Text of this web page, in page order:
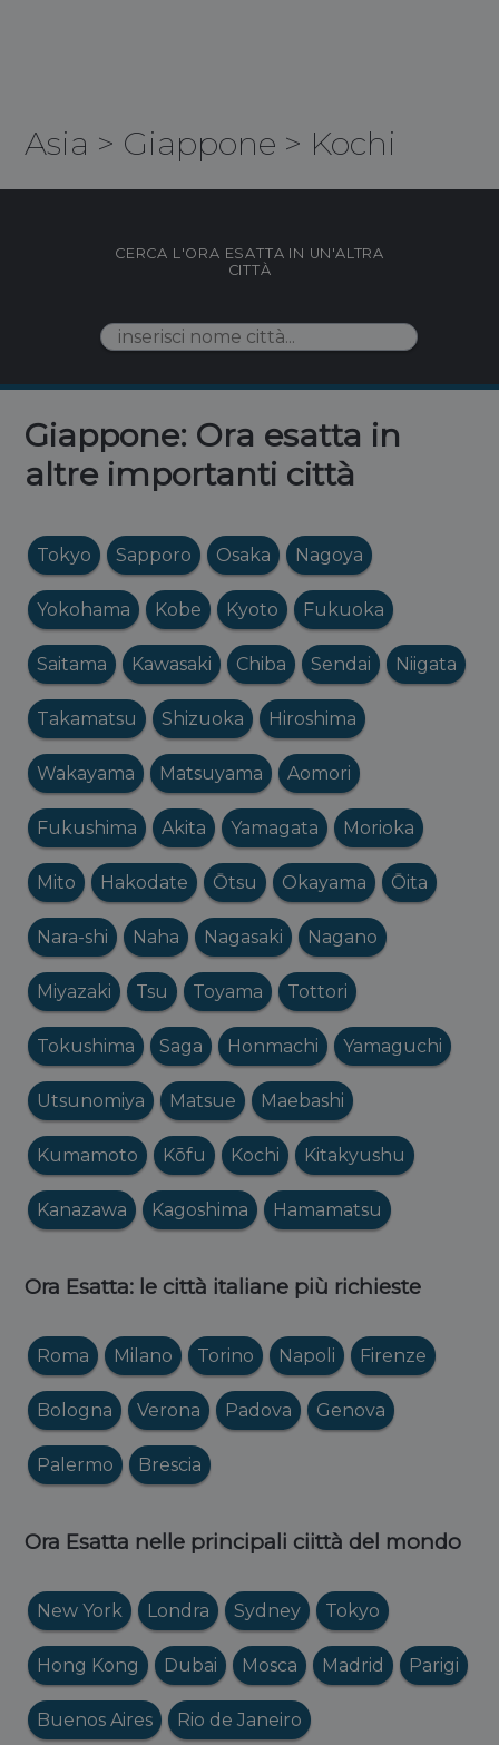
Asia > Giappone > Kochi
CERCA L'ORA ESATTA IN UN'ALTRA
CITTÀ
Giappone: Ora esatta in
altre importanti città
Tokyo Sapporo Osaka Nagoya
Yokohama Kobe Kyoto Fukuoka
Saitama Kawasaki Chiba Sendai Niigata
Takamatsu Shizuoka Hiroshima
Wakayama Matsuyama Aomori
Fukushima Akita Yamagata Morioka
Mito Hakodate Ōtsu Okayama Ōita
Nara-shi Naha Nagasaki Nagano
Miyazaki Tsu Toyama Tottori
Tokushima Saga Honmachi Yamaguchi
Utsunomiya Matsue Maebashi
Kumamoto Kōfu Kochi Kitakyushu
Kanazawa Kagoshima Hamamatsu
Ora Esatta: le città italiane più richieste
Roma Milano Torino Napoli Firenze
Bologna Verona Padova Genova
Palermo Brescia
Ora Esatta nelle principali ciittà del mondo
New York Londra Sydney Tokyo
Hong Kong Dubai Mosca Madrid Parigi
Buenos Aires Rio de Janeiro